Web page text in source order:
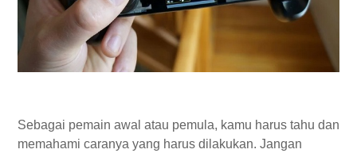
Sebagai pemain awal atau pemula, kamu harus tahu dan
memahami caranya yang harus dilakukan. Jangan